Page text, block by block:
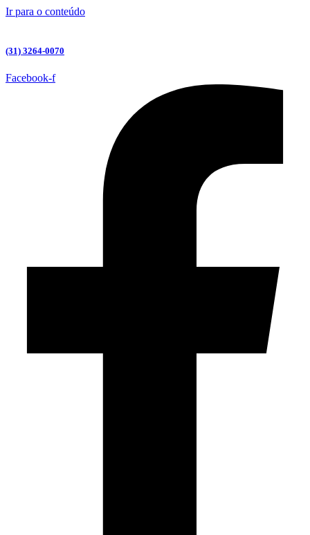
Ir para o conteúdo
(31) 3264-0070
Facebook-f